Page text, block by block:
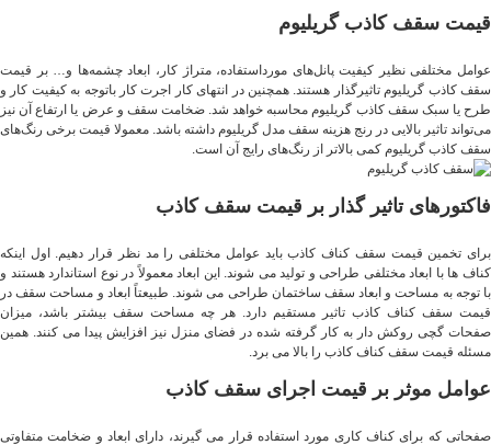
قیمت سقف کاذب گریلیوم
عوامل مختلفی نظیر کیفیت پانل‌های مورداستفاده، متراژ کار، ابعاد چشمه‌ها و… بر قیمت
سقف کاذب گریلیوم تاثیرگذار هستند. همچنین در انتهای کار اجرت کار باتوجه به کیفیت کار و
طرح یا سبک سقف کاذب گریلیوم محاسبه خواهد شد. ضخامت سقف و عرض یا ارتفاع آن نیز
می‌تواند تاثیر بالایی در رنج هزینه سقف مدل گریلیوم داشته باشد. معمولا قیمت برخی رنگ‌های
سقف کاذب گریلیوم کمی بالاتر از رنگ‌های رایج آن است.
فاکتورهای تاثیر گذار بر قیمت سقف کاذب
برای تخمین قیمت سقف کناف کاذب باید عوامل مختلفی را مد نظر قرار دهیم. اول اینکه
کناف ها با ابعاد مختلفی طراحی و تولید می ‌شوند. این ابعاد معمولاً در نوع استاندارد هستند و
با توجه به مساحت و ابعاد سقف ساختمان طراحی می شوند. طبیعتاً ابعاد و مساحت سقف در
قیمت سقف کناف کاذب تاثیر مستقیم دارد. هر چه مساحت سقف بیشتر باشد، میزان
صفحات گچی روکش دار به کار گرفته شده در فضای منزل نیز افزایش پیدا می کنند. همین
مسئله قیمت سقف کناف کاذب را بالا می برد.
عوامل موثر بر قیمت اجرای سقف کاذب
صفحاتی که برای کناف کاری مورد استفاده قرار می ‌گیرند، دارای ابعاد و ضخامت متفاوتی